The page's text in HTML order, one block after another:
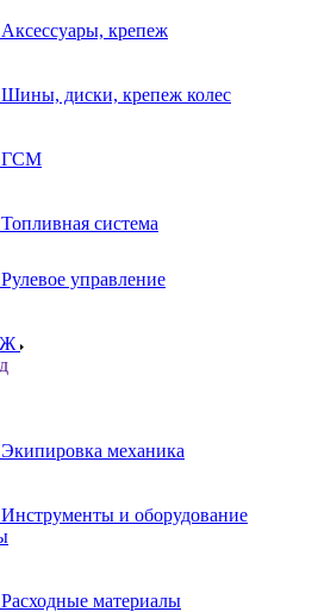
Аксессуары, крепеж
Шины, диски, крепеж колес
ГСМ
Топливная система
Рулевое управление
Экипировка механика
Инструменты и оборудование
Расходные материалы